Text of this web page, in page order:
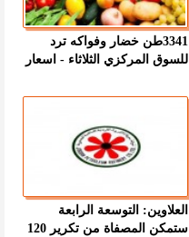
3341طن خضار وفواكه ترد
للسوق المركزي الثلاثاء - اسعار
العلاوين: التوسعة الرابعة
ستمكن المصفاة من تكرير 120